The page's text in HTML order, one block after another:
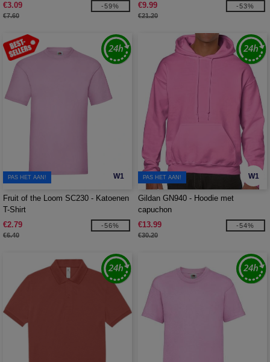
€3.09
€7.60
-59%
€9.99
€21.20
-53%
W1
PAS HET AAN!
Fruit of the Loom SC230 - Katoenen
T-Shirt
€2.79
€6.40
-56%
W1
PAS HET AAN!
Gildan GN940 - Hoodie met
capuchon
€13.99
€30.20
-54%